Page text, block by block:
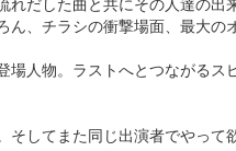
れだした曲と共にその人達の出
ん、チラシの衝撃場面、最大の
場人物。ラストへとつながる
そしてまた同じ出演者でやって